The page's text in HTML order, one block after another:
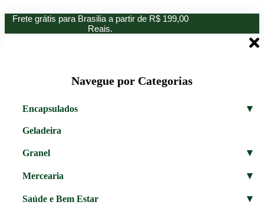
para
Frete grátis para Brasilia a partir de R$ 199,00
Reais.
Navegue por Categorias
Encapsulados ▾
Geladeira
Granel ▾
Mercearia ▾
Saúde e Bem Estar ▾